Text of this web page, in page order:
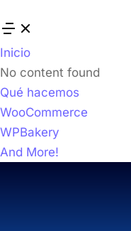
Inicio
No content found
Qué hacemos
WooCommerce
WPBakery
And More!